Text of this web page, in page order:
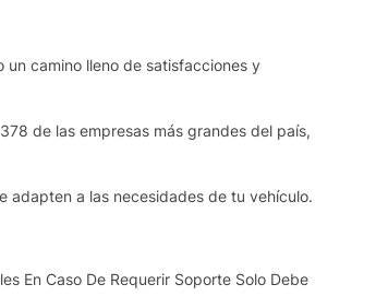
camino lleno de satisfacciones y
de las empresas más grandes del país,
adapten a las necesidades de tu vehículo.
En Caso De Requerir Soporte Solo Debe